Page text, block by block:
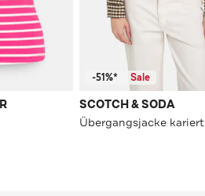
-51%* Sale
SCOTCH & SODA
Übergangsjacke kariert